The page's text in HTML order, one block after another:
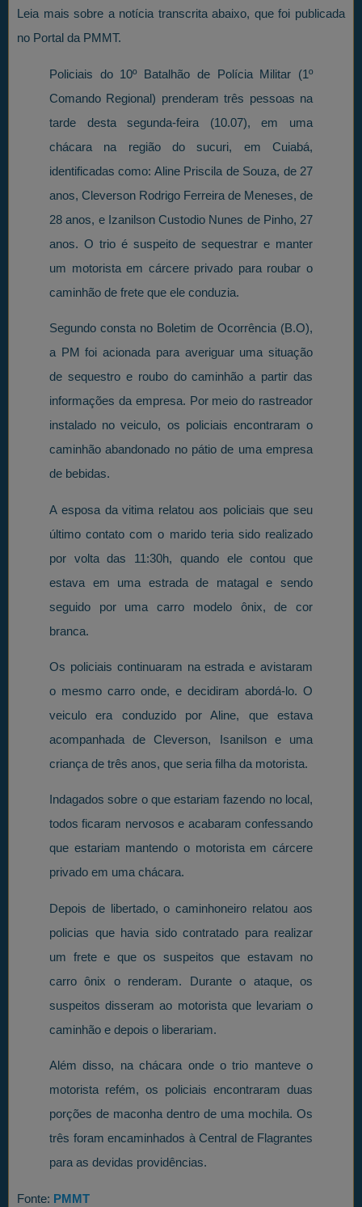
Leia mais sobre a notícia transcrita abaixo, que foi publicada
no Portal da PMMT.
Policiais do 10º Batalhão de Polícia Militar (1º
Comando Regional) prenderam três pessoas na
tarde desta segunda-feira (10.07), em uma
chácara na região do sucuri, em Cuiabá,
identificadas como: Aline Priscila de Souza, de 27
anos, Cleverson Rodrigo Ferreira de Meneses, de
28 anos, e Izanilson Custodio Nunes de Pinho, 27
anos. O trio é suspeito de sequestrar e manter
um motorista em cárcere privado para roubar o
caminhão de frete que ele conduzia.
Segundo consta no Boletim de Ocorrência (B.O),
a PM foi acionada para averiguar uma situação
de sequestro e roubo do caminhão a partir das
informações da empresa. Por meio do rastreador
instalado no veiculo, os policiais encontraram o
caminhão abandonado no pátio de uma empresa
de bebidas.
A esposa da vitima relatou aos policiais que seu
último contato com o marido teria sido realizado
por volta das 11:30h, quando ele contou que
estava em uma estrada de matagal e sendo
seguido por uma carro modelo ônix, de cor
branca.
Os policiais continuaram na estrada e avistaram
o mesmo carro onde, e decidiram abordá-lo. O
veiculo era conduzido por Aline, que estava
acompanhada de Cleverson, Isanilson e uma
criança de três anos, que seria filha da motorista.
Indagados sobre o que estariam fazendo no local,
todos ficaram nervosos e acabaram confessando
que estariam mantendo o motorista em cárcere
privado em uma chácara.
Depois de libertado, o caminhoneiro relatou aos
policias que havia sido contratado para realizar
um frete e que os suspeitos que estavam no
carro ônix o renderam. Durante o ataque, os
suspeitos disseram ao motorista que levariam o
caminhão e depois o liberariam.
Além disso, na chácara onde o trio manteve o
motorista refém, os policiais encontraram duas
porções de maconha dentro de uma mochila. Os
três foram encaminhados à Central de Flagrantes
para as devidas providências.
Fonte: PMMT